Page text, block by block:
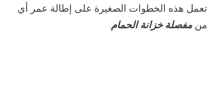
تعمل هذه الخطوات الصغيرة على إطالة عمر أي
منمفصلة خزانة الحمام.